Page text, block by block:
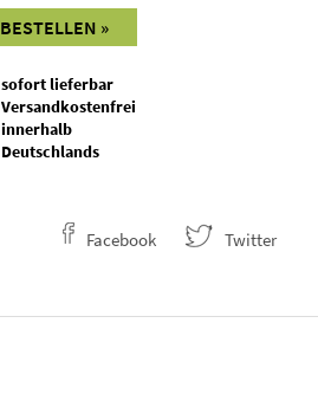
BESTELLEN »
sofort lieferbar
Versandkostenfrei
innerhalb
Deutschlands
Facebook Twitter